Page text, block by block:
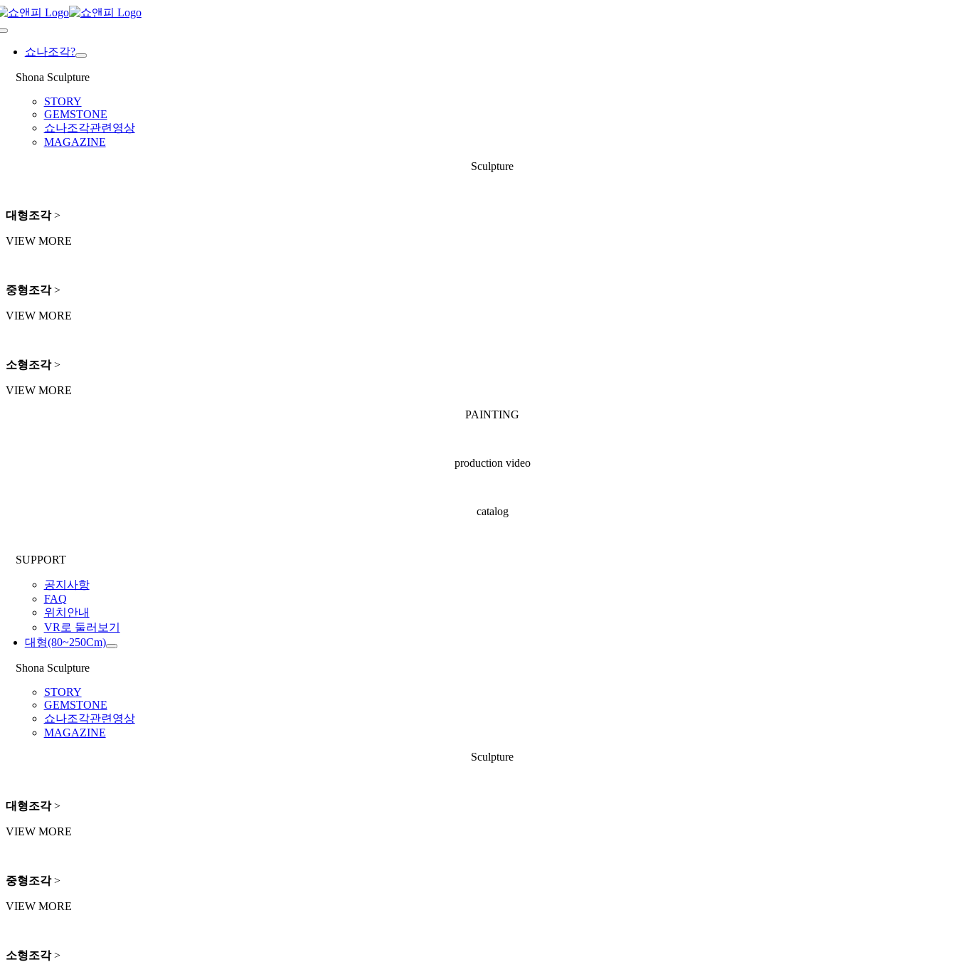
Skip
content
Toggle
Navigation쇼나조각?
Shona Sculpture
STORY
GEMSTONE
쇼나조각관련영상
MAGAZINE
Sculpture
대형조각>
VIEW MORE
중형조각>
VIEW MORE
소형조각>
VIEW MORE
PAINTING
production video
catalog
SUPPORT
공지사항
FAQ
위치안내
VR로 둘러보기
대형(80~250Cm)
Shona Sculpture
STORY
GEMSTONE
쇼나조각관련영상
MAGAZINE
Sculpture
대형조각>
VIEW MORE
중형조각>
VIEW MORE
소형조각>